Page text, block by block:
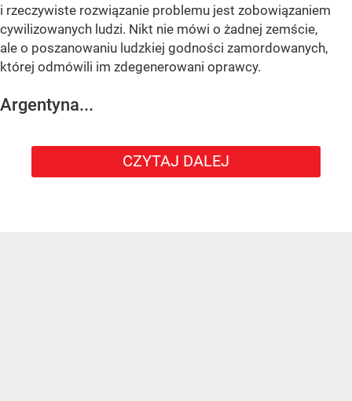
i rzeczywiste rozwiązanie problemu jest zobowiązaniem
cywilizowanych ludzi. Nikt nie mówi o żadnej zemście,
ale o poszanowaniu ludzkiej godności zamordowanych,
której odmówili im zdegenerowani oprawcy.
Argentyna...
CZYTAJ DALEJ